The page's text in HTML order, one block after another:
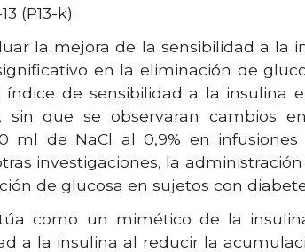
(P13-k).
la mejora de la sensibilidad a la
en la eliminación de
de sensibilidad a la insulina
sin que se observaran cambios
ml de NaCl al 0,9% en
investigaciones, la
de glucosa en sujetos con
como un mimético de la
a la insulina al reducir la